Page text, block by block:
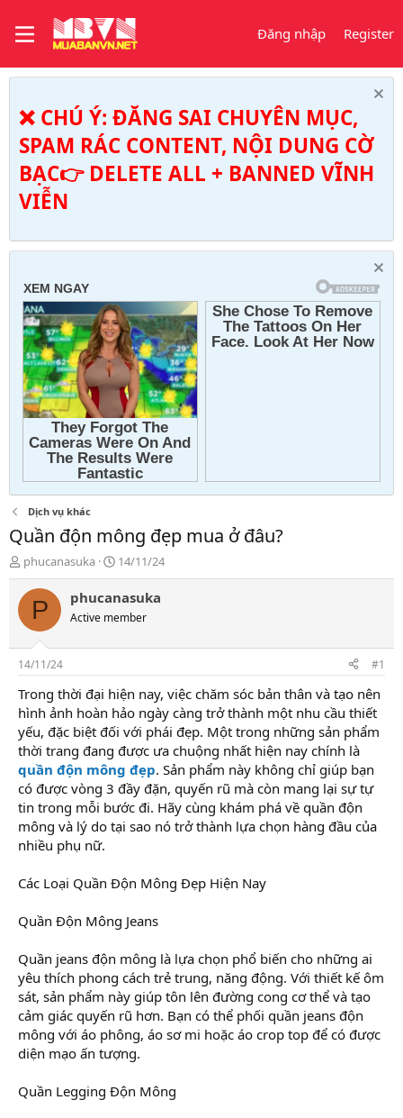
Đăng nhập Register
❌ CHÚ Ý: ĐĂNG SAI CHUYÊN MỤC,
SPAM RÁC CONTENT, NỘI DUNG CỜ
BẠC👉 DELETE ALL + BANNED VĨNH
VIỄN
Dịch vụ khác
Quần độn mông đẹp mua ở đâu?
T
h
r
a
s
t
a
r
t
e
r
phucanasuka
N
g
à
g
14/11/24
P phucanasuka
Active member
14/11/24 #1
Trong thời đại hiện nay, việc chăm sóc bản thân và tạo nên
hình ảnh hoàn hảo ngày càng trở thành một nhu cầu thiết
yếu, đặc biệt đối với phái đẹp. Một trong những sản phẩm
thời trang đang được ưa chuộng nhất hiện nay chính là
quần độn mông đẹp. Sản phẩm này không chỉ giúp bạn
có được vòng 3 đầy đặn, quyến rũ mà còn mang lại sự tự
tin trong mỗi bước đi. Hãy cùng khám phá về quần độn
mông và lý do tại sao nó trở thành lựa chọn hàng đầu của
nhiều phụ nữ.
Các Loại Quần Độn Mông Đẹp Hiện Nay
Quần Độn Mông Jeans
Quần jeans độn mông là lựa chọn phổ biến cho những ai
yêu thích phong cách trẻ trung, năng động. Với thiết kế ôm
sát, sản phẩm này giúp tôn lên đường cong cơ thể và tạo
cảm giác quyến rũ hơn. Bạn có thể phối quần jeans độn
mông với áo phông, áo sơ mi hoặc áo crop top để có được
diện mạo ấn tượng.
Quần Legging Độn Mông